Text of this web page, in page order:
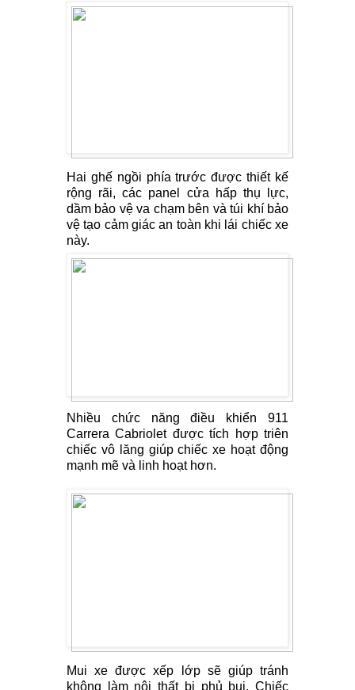
Hai ghế ngồi phía trước được thiết kế
rộng rãi, các panel cửa hấp thụ lực,
dầm bảo vệ va chạm bên và túi khí bảo
vệ tạo cảm giác an toàn khi lái chiếc xe
này.
Nhiều chức năng điều khiển 911
Carrera Cabriolet được tích hợp triên
chiếc vô lăng giúp chiếc xe hoạt động
mạnh mẽ và linh hoạt hơn.
Mui xe được xếp lớp sẽ giúp tránh
không làm nội thất bị phủ bụi. Chiếc